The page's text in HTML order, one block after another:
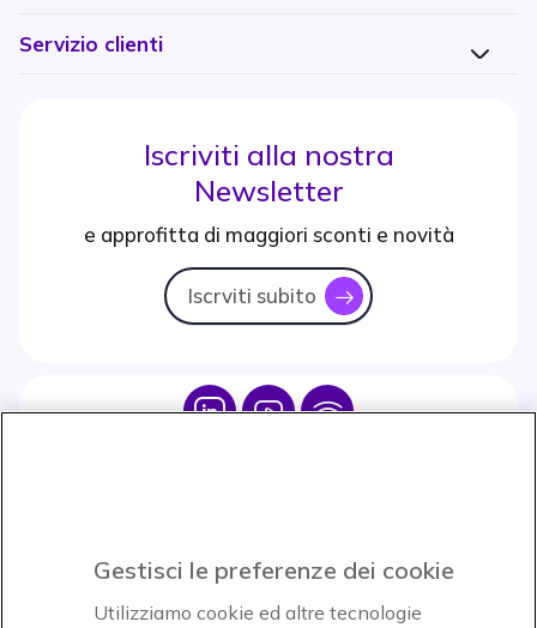
Servizio clienti
Iscriviti alla nostra
Newsletter
e approfitta di maggiori sconti e novità
Iscrviti subito icon
Icon IconIcon
Accettiamo
Gestisci le preferenze dei cookie
Utilizziamo cookie ed altre tecnologie